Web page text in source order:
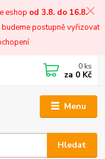
eshop od 3.8. do 16.8.
postupně vyřizovat
Menu
Hledat
0 ks
za 0 Kč